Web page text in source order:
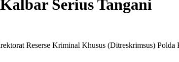
Serius Tangani
Reserse Kriminal Khusus (Ditreskrimsus) Polda